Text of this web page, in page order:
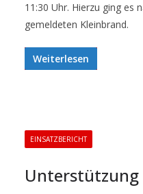
11:30 Uhr. Hierzu ging es
gemeldeten Kleinbrand.
Weiterlesen
EINSATZBERICHT